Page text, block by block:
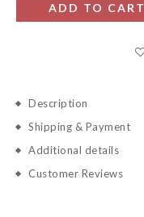
ADD TO CART
Description
Shipping & Payment
Additional details
Customer Reviews